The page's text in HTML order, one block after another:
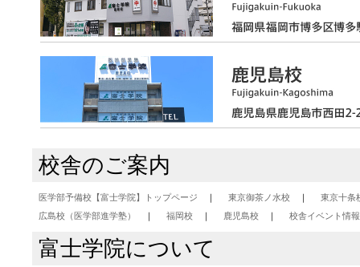
校舎のご案内
医学部予備校【富士学院】トップページ 東京御茶ノ水校
東京十条
広島校（医学部進学塾）
福岡校 鹿児島校 校舎イベント情報
富士学院について